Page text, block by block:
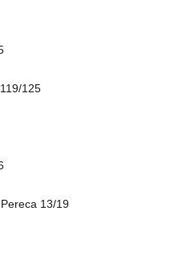
125
13/19